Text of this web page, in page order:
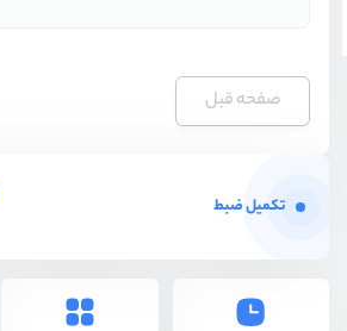
صفحه قبل
تکمیل ضبط